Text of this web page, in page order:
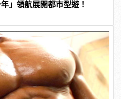
」領航展開都市型遊！